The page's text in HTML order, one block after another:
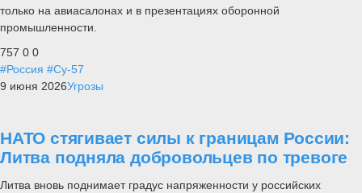
только на авиасалонах и в презентациях оборонной
промышленности.
757 0 0
#Россия #Су-57
9 июня 2026Угрозы
НАТО стягивает силы к границам России:
Литва подняла добровольцев по тревоге
Литва вновь поднимает градус напряженности у российских